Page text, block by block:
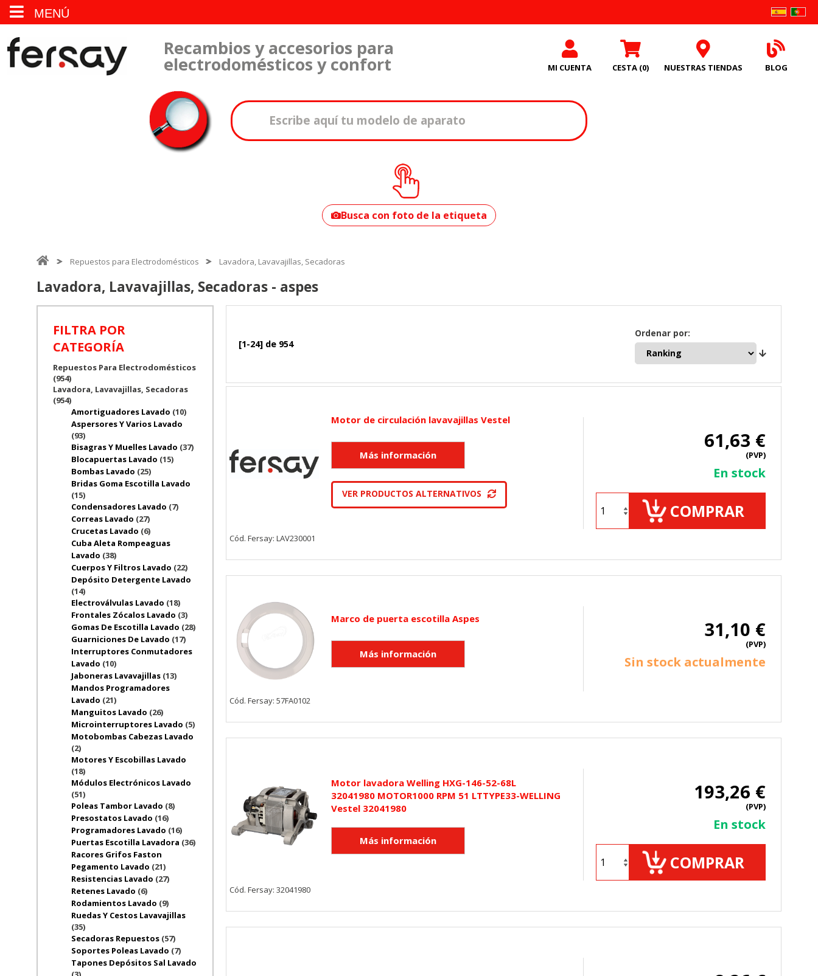
MENÚ
Recambios y accesorios para
electrodomésticos y confort MI CUENTA CESTA (0) NUESTRAS TIENDAS BLOG
tu modelo?
Busca con foto de la etiqueta
Repuestos para Electrodomésticos Lavadora, Lavavajillas, Secadoras
Lavadora, Lavavajillas, Secadoras - aspes
FILTRA POR
CATEGORÍA
Repuestos Para Electrodomésticos
(954)
Lavadora, Lavavajillas, Secadoras
(954)
Amortiguadores Lavado (10)
Aspersores Y Varios Lavado
(93)
Bisagras Y Muelles Lavado (37)
Blocapuertas Lavado (15)
Bombas Lavado (25)
Bridas Goma Escotilla Lavado
(15)
Condensadores Lavado (7)
Correas Lavado (27)
Crucetas Lavado (6)
Cuba Aleta Rompeaguas
Lavado (38)
Cuerpos Y Filtros Lavado (22)
Depósito Detergente Lavado
(14)
Electroválvulas Lavado (18)
Frontales Zócalos Lavado (3)
Gomas De Escotilla Lavado (28)
Guarniciones De Lavado (17)
Interruptores Conmutadores
Lavado (10)
Jaboneras Lavavajillas (13)
Mandos Programadores
Lavado (21)
Manguitos Lavado (26)
Microinterruptores Lavado (5)
Motobombas Cabezas Lavado
(2)
Motores Y Escobillas Lavado
(18)
Módulos Electrónicos Lavado
(51)
Poleas Tambor Lavado (8)
Presostatos Lavado (16)
Programadores Lavado (16)
Puertas Escotilla Lavadora (36)
Racores Grifos Faston
Pegamento Lavado (21)
Resistencias Lavado (27)
Retenes Lavado (6)
Rodamientos Lavado (9)
Ruedas Y Cestos Lavavajillas
(35)
Secadoras Repuestos (57)
Soportes Poleas Lavado (7)
Tapones Depósitos Sal Lavado
[1-24] de 954
Ordenar por:
Motor de circulación lavavajillas Vestel
VER PRODUCTOS ALTERNATIVOS
61,63 €
(PVP)
En stock
COMPRAR
Cód. Fersay: LAV230001
Marco de puerta escotilla Aspes 31,10 €
(PVP)
Sin stock actualmente
Cód. Fersay: 57FA0102
Motor lavadora Welling HXG-146-52-68L
32041980 MOTOR1000 RPM 51 LTTYPE33-WELLING
Vestel 32041980
193,26 €
(PVP)
En stock
COMPRAR
Cód. Fersay: 32041980